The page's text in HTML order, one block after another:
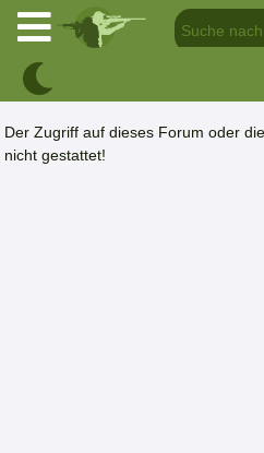
Der Zugriff auf dieses Forum oder
nicht gestattet!